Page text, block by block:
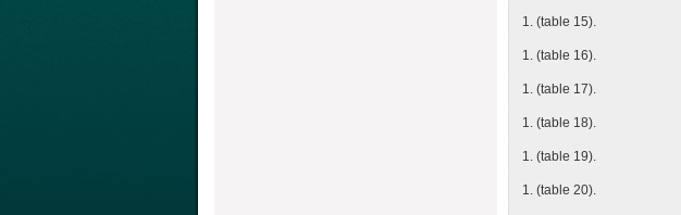
1. (table 15).
1. (table 16).
1. (table 17).
1. (table 18).
1. (table 19).
1. (table 20).